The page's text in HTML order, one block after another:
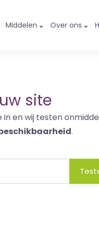
Middelen Over ons
site
in en wij testen
.